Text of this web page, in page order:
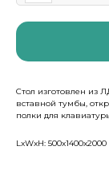
Стол изготовлен из
вставной тумбы,
полки для
LxWxH: